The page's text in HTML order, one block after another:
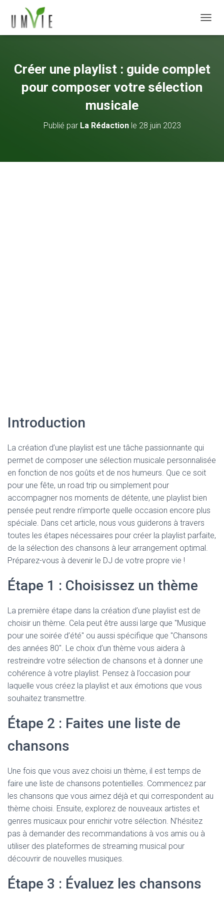
Créer une playlist : guide complet
pour composer votre sélection
musicale
Publié par La Rédactionle 28 juin 2023
Introduction
La création d’une playlist est une tâche passionnante qui
permet de composer une sélection musicale personnalisée
en fonction de nos goûts et de nos humeurs. Que ce soit
pour une fête, un road trip ou simplement pour
accompagner nos moments de détente, une playlist bien
pensée peut rendre n’importe quelle occasion encore plus
spéciale. Dans cet article, nous vous guiderons à travers
toutes les étapes nécessaires pour créer la playlist parfaite,
de la sélection des chansons à leur arrangement optimal.
Préparez-vous à devenir le DJ de votre propre vie !
Étape 1 : Choisissez un thème
La première étape dans la création d’une playlist est de
choisir un thème. Cela peut être aussi large que "Musique
pour une soirée d’été" ou aussi spécifique que "Chansons
des années 80". Le choix d’un thème vous aidera à
restreindre votre sélection de chansons et à donner une
cohérence à votre playlist. Pensez à l’occasion pour
laquelle vous créez la playlist et aux émotions que vous
souhaitez transmettre.
Étape 2 : Faites une liste de
chansons
Une fois que vous avez choisi un thème, il est temps de
faire une liste de chansons potentielles. Commencez par
les chansons que vous aimez déjà et qui correspondent au
thème choisi. Ensuite, explorez de nouveaux artistes et
genres musicaux pour enrichir votre sélection. N’hésitez
pas à demander des recommandations à vos amis ou à
utiliser des plateformes de streaming musical pour
découvrir de nouvelles musiques.
Étape 3 : Évaluez les chansons